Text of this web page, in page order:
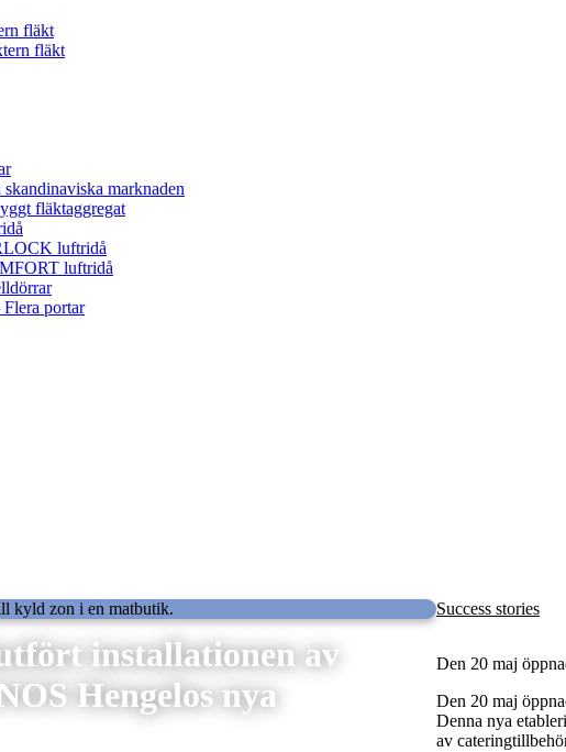
fläkt
fläkt
marknaden
fläktaggregat
luftridå
luftridå
portar
installationen av
Hengelos nya
Success stories
Den 20 maj
Den 20 maj
Denna nya
av